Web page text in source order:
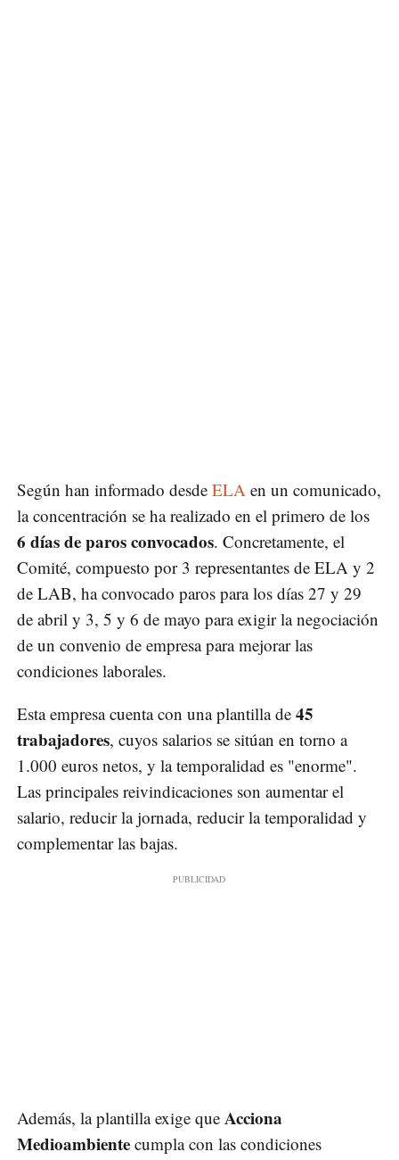
Según han informado desde ELA en un comunicado,
la concentración se ha realizado en el primero de los
6 días de paros convocados. Concretamente, el
Comité, compuesto por 3 representantes de ELA y 2
de LAB, ha convocado paros para los días 27 y 29
de abril y 3, 5 y 6 de mayo para exigir la negociación
de un convenio de empresa para mejorar las
condiciones laborales.
Esta empresa cuenta con una plantilla de 45
trabajadores, cuyos salarios se sitúan en torno a
1.000 euros netos, y la temporalidad es "enorme".
Las principales reivindicaciones son aumentar el
salario, reducir la jornada, reducir la temporalidad y
complementar las bajas.
Además, la plantilla exige que Acciona
Medioambiente cumpla con las condiciones